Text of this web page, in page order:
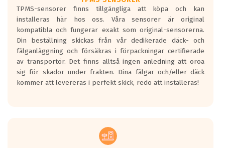
Ett däck med en svart våg kommer vara
minst tre decibel tystare än det
regelverk som börjar gälla 2016.
TPMS-sensorer finns tillgängliga att köpa och kan
installeras här hos oss. Våra sensorer är original
kompatibla och fungerar exakt som original-sensorerna.
Din beställning skickas från vår dedikerade däck- och
fälganläggning och försäkras i förpackningar certifierade
av transportör. Det finns alltså ingen anledning att oroa
sig för skador under frakten. Dina fälgar och/eller däck
kommer att levereras i perfekt skick, redo att installeras!